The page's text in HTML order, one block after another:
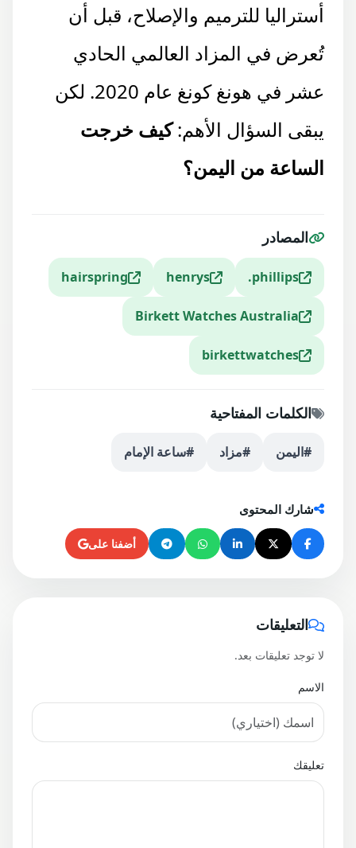
أستراليا للترميم والإصلاح، قبل أن
تُعرض في المزاد العالمي الحادي
عشر في هونغ كونغ عام 2020. لكن
يبقى السؤال الأهم:كيف خرجت
الساعة من اليمن؟
المصادر
phillips.
henrys
hairspring
Birkett Watches Australia
birkettwatches
الكلمات المفتاحية
#اليمن #مزاد #ساعة الإمام
شارك المحتوى
أضفنا على
التعليقات
لا توجد تعليقات بعد.
الاسم
تعليقك